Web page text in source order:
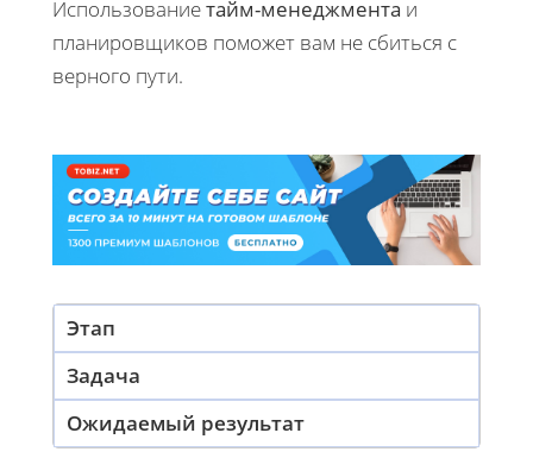
Использованиетайм-менеджмента и
планировщиков поможет вам не сбиться с
верного пути.
Этап
Задача
Ожидаемый результат